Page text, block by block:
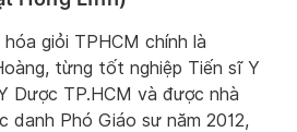
giỏi TPHCM chính là
từng tốt nghiệp Tiến sĩ Y
Dược TP.HCM và được nhà
danh Phó Giáo sư năm 2012,